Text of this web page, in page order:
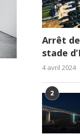
Arrêt
stade
4 avril 2024
2